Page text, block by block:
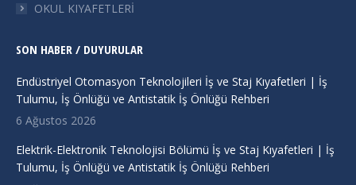
OKUL KIYAFETLERİ
SON HABER / DUYURULAR
Endüstriyel Otomasyon Teknolojileri İş ve Staj Kıyafetleri | İş
Tulumu, İş Önlüğü ve Antistatik İş Önlüğü Rehberi
6 Ağustos 2026
Elektrik-Elektronik Teknolojisi Bölümü İş ve Staj Kıyafetleri | İş
Tulumu, İş Önlüğü ve Antistatik İş Önlüğü Rehberi